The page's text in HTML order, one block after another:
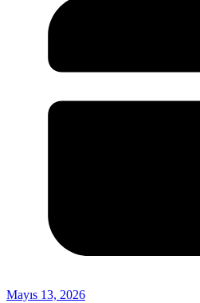
Mayıs 13, 2026